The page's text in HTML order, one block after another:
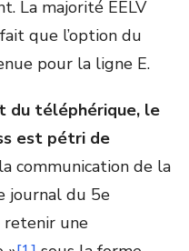
La majorité EELV
que l’option du
pour la ligne E.
du téléphérique, le
est pétri de
communication de la
journal du 5e
retenir une